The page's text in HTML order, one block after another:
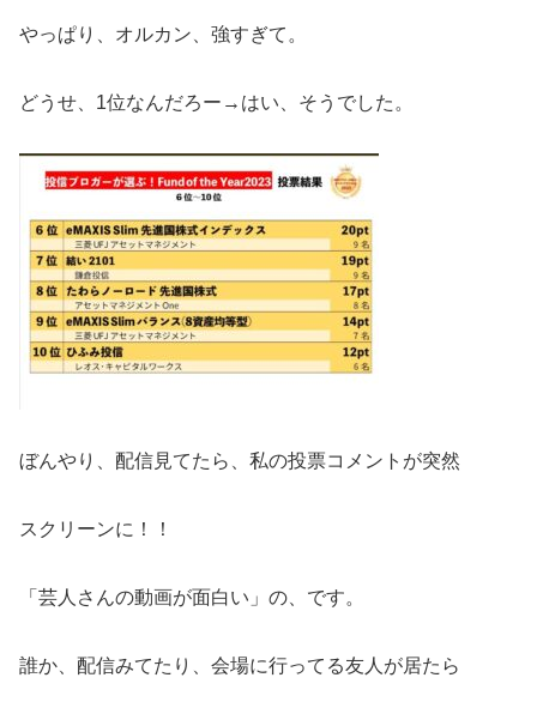
やっぱり、オルカン、強すぎて。
どうせ、1位なんだろー→はい、そうでした。
ぼんやり、配信見てたら、私の投票コメントが突然
スクリーンに！！
「芸人さんの動画が面白い」の、です。
誰か、配信みてたり、会場に行ってる友人が居たら